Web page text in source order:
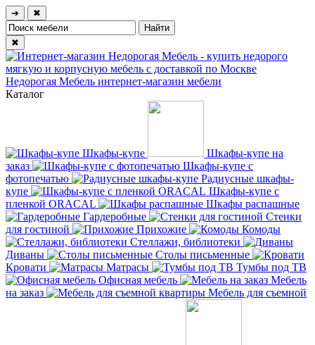
➔ ✖
✖
Недорогая Мебель интернет-магазин мебели
Каталог
Шкафы-купе
Шкафы-купе на
заказ
Шкафы-купе с
фотопечатью
Радиусные шкафы-
купе
Шкафы-купе с
пленкой ORACAL
Шкафы распашные
Гардеробные
Стенки
для гостиной
Прихожие
Комоды
Стеллажи, библиотеки
Диваны
Столы письменные
Кровати
Матрасы
Тумбы под ТВ
Офисная мебель
Мебель
на заказ
Мебель для съемной